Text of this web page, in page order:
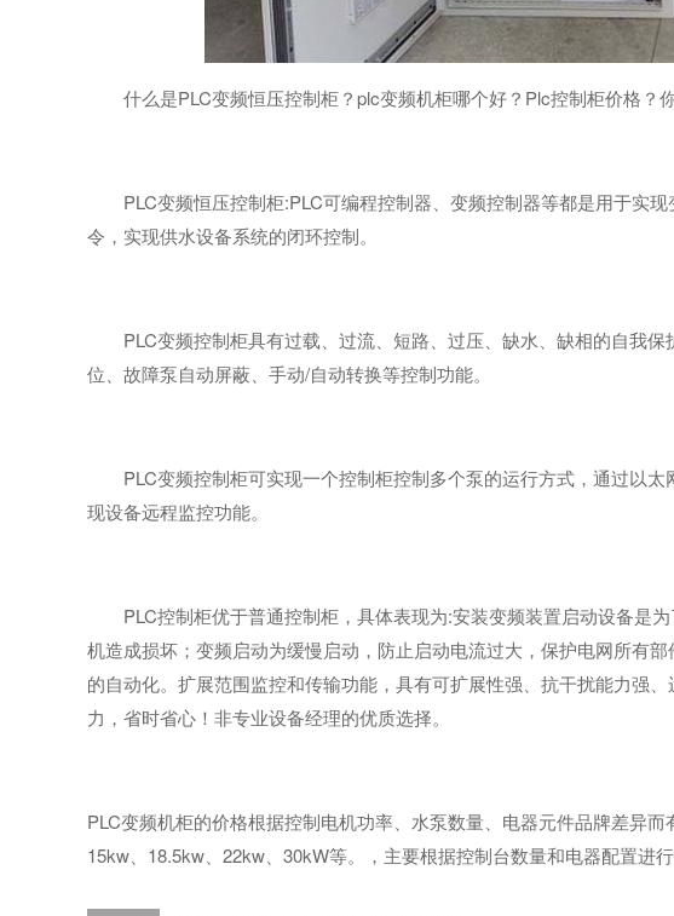
什么是PLC变频恒压控制柜？plc变频机柜哪个好？Plc控制柜价格？
PLC变频恒压控制柜:PLC可编程控制器、变频控制器等都是用于实
令，实现供水设备系统的闭环控制。
PLC变频控制柜具有过载、过流、短路、过压、缺水、缺相的自我
位、故障泵自动屏蔽、手动/自动转换等控制功能。
PLC变频控制柜可实现一个控制柜控制多个泵的运行方式，通过以
现设备远程监控功能。
PLC控制柜优于普通控制柜，具体表现为:安装变频装置启动设备是
机造成损坏；变频启动为缓慢启动，防止启动电流过大，保护电网所有
的自动化。扩展范围监控和传输功能，具有可扩展性强、抗干扰能力强
力，省时省心！非专业设备经理的优质选择。
PLC变频机柜的价格根据控制电机功率、水泵数量、电器元件品牌差异
15kw、18.5kw、22kw、30kW等。，主要根据控制台数量和电器配置进行